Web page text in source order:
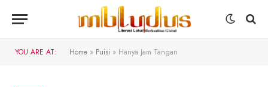
YOU ARE AT: Home » Puisi » Hanya Jam Tangan